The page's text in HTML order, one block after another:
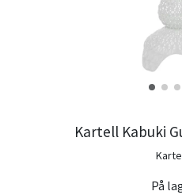
Kartell Kabuki
På